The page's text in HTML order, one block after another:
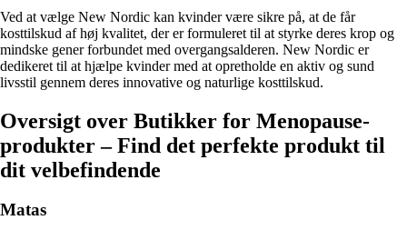
Ved at vælge New Nordic kan kvinder være sikre på, at de får
kosttilskud af høj kvalitet, der er formuleret til at styrke deres krop og
mindske gener forbundet med overgangsalderen. New Nordic er
dedikeret til at hjælpe kvinder med at opretholde en aktiv og sund
livsstil gennem deres innovative og naturlige kosttilskud.
Oversigt over Butikker for Menopause-
produkter – Find det perfekte produkt til
dit velbefindende
Matas